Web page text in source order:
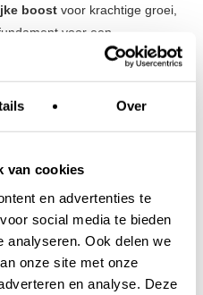
Over
van cookies
en advertenties te
social media te bieden
analyseren. Ook delen we
onze site met onze
en analyse. Deze
boostvoor krachtige groei,
voor een
.